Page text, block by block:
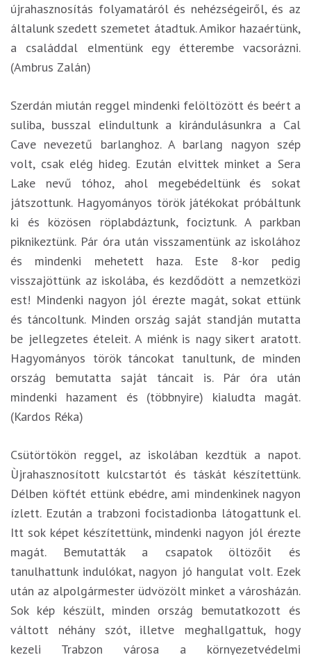
újrahasznosítás folyamatáról és nehézségeiről, és az
általunk szedett szemetet átadtuk. Amikor hazaértünk,
a családdal elmentünk egy étterembe vacsorázni.
(Ambrus Zalán)
Szerdán miután reggel mindenki felöltözött és beért a
suliba, busszal elindultunk a kirándulásunkra a Cal
Cave nevezetű barlanghoz. A barlang nagyon szép
volt, csak elég hideg. Ezután elvittek minket a Sera
Lake nevű tóhoz, ahol megebédeltünk és sokat
játszottunk. Hagyományos török játékokat próbáltunk
ki és közösen röplabdáztunk, fociztunk. A parkban
piknikeztünk. Pár óra után visszamentünk az iskolához
és mindenki mehetett haza. Este 8-kor pedig
visszajöttünk az iskolába, és kezdődött a nemzetközi
est! Mindenki nagyon jól érezte magát, sokat ettünk
és táncoltunk. Minden ország saját standján mutatta
be jellegzetes ételeit. A miénk is nagy sikert aratott.
Hagyományos török táncokat tanultunk, de minden
ország bemutatta saját táncait is. Pár óra után
mindenki hazament és (többnyire) kialudta magát.
(Kardos Réka)
Csütörtökön reggel, az iskolában kezdtük a napot.
Ùjrahasznosított kulcstartót és táskát készítettünk.
Délben köftét ettünk ebédre, ami mindenkinek nagyon
ízlett. Ezután a trabzoni focistadionba látogattunk el.
Itt sok képet készítettünk, mindenki nagyon jól érezte
magát. Bemutatták a csapatok öltözőit és
tanulhattunk indulókat, nagyon jó hangulat volt. Ezek
után az alpolgármester üdvözölt minket a városházán.
Sok kép készült, minden ország bemutatkozott és
váltott néhány szót, illetve meghallgattuk, hogy
kezeli Trabzon városa a környezetvédelmi